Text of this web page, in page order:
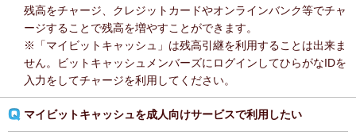
残高をチャージ、クレジットカードやオンラインバンク等でチャ
ージすることで残高を増やすことができます。
※「マイビットキャッシュ」は残高引継を利用することは出来ま
せん。ビットキャッシュメンバーズにログインしてひらがなIDを
入力をしてチャージを利用してください。
マイビットキャッシュを成人向けサービスで利用したい